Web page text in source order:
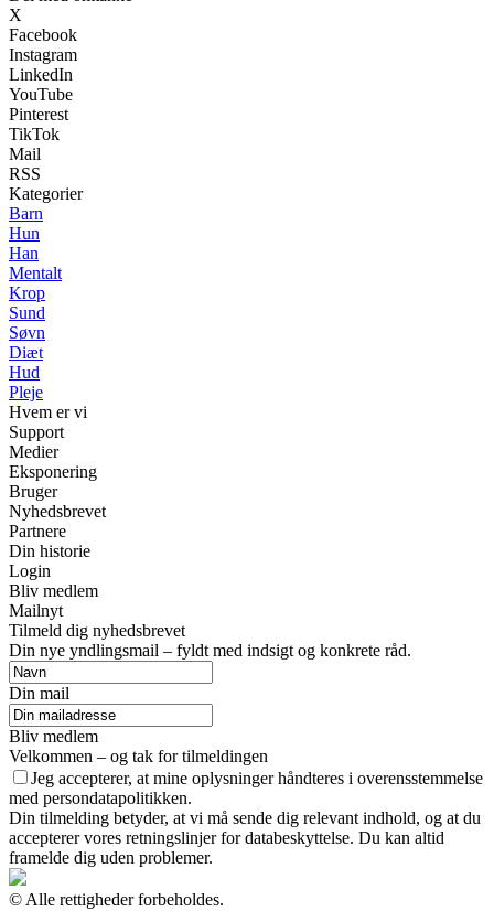
X
Facebook
Instagram
LinkedIn
YouTube
Pinterest
TikTok
Mail
RSS
Kategorier
Barn
Hun
Han
Mentalt
Krop
Sund
Søvn
Diæt
Hud
Pleje
Hvem er vi
Support
Medier
Eksponering
Bruger
Nyhedsbrevet
Partnere
Din historie
Login
Bliv medlem
Mailnyt
Tilmeld dig nyhedsbrevet
Din nye yndlingsmail – fyldt med indsigt og konkrete råd.
Din mail
Bliv medlem
Velkommen – og tak for tilmeldingen
Jeg accepterer, at mine oplysninger håndteres i overensstemmelse
med persondatapolitikken.
Din tilmelding betyder, at vi må sende dig relevant indhold, og at du
accepterer vores retningslinjer for databeskyttelse. Du kan altid
framelde dig uden problemer.
© Alle rettigheder forbeholdes.